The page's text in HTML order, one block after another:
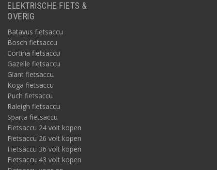
ELEKTRISCHE FIETS &
OVERIG
Batavus fietsaccu
Bosch fietsaccu
Cortina fietsaccu
Gazelle fietsaccu
Giant fietsaccu
Koga fietsaccu
Puch fietsaccu
Raleigh fietsaccu
Sparta fietsaccu
Fietsaccu 24 volt kopen
Fietsaccu 26 volt kopen
Fietsaccu 36 volt kopen
Fietsaccu 43 volt kopen